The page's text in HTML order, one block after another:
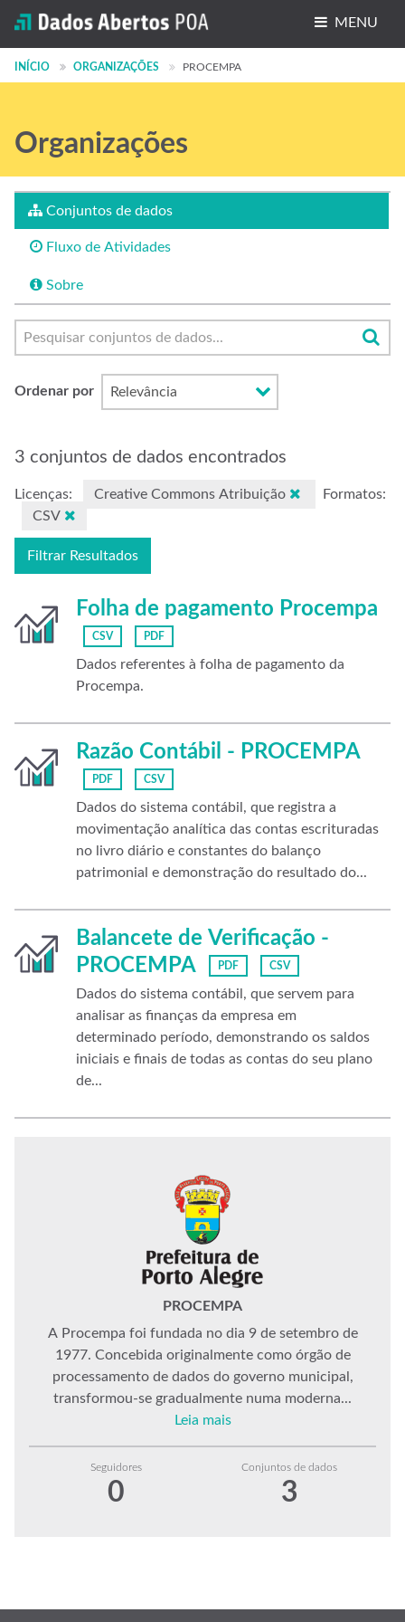
MENU
Conjuntos de dados
Grupos
INÍCIO ORGANIZAÇÕES PROCEMPA
Organizações
Conjuntos de dados
Fluxo de Atividades
Sobre
Ordenar por
3 conjuntos de dados encontrados
Licenças: Creative Commons Atribuição
Formatos:
CSV
Filtrar Resultados
Folha de pagamento Procempa
CSV PDF
Dados referentes à folha de pagamento da
Procempa.
Razão Contábil - PROCEMPA
PDF CSV
Dados do sistema contábil, que registra a
movimentação analítica das contas escrituradas
no livro diário e constantes do balanço
patrimonial e demonstração do resultado do...
Balancete de Verificação -
PROCEMPA
PDF CSV
Dados do sistema contábil, que servem para
analisar as finanças da empresa em
determinado período, demonstrando os saldos
iniciais e finais de todas as contas do seu plano
de...
PROCEMPA
A Procempa foi fundada no dia 9 de setembro de
1977. Concebida originalmente como órgão de
processamento de dados do governo municipal,
transformou-se gradualmente numa moderna...
Leia mais
Seguidores
0
Conjuntos de dados
3